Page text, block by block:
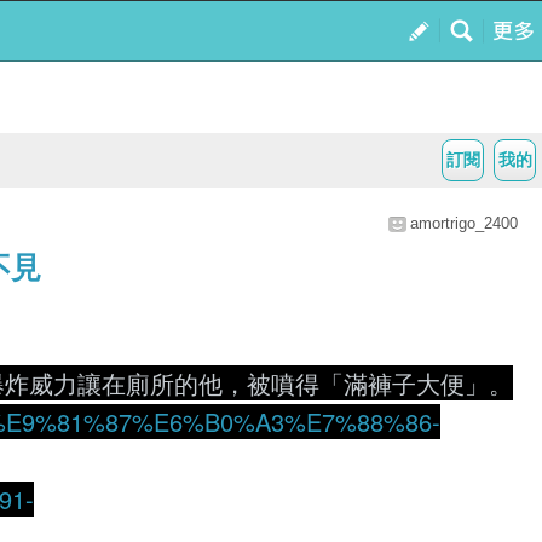
我的
訂閱
amortrigo_2400
見
威力讓在廁所的他，被噴得「滿褲子大便」。